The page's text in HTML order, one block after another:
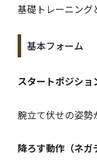
基礎トレーニング
基本フォーム
スタートポジショ
腕立て伏せの姿勢
降ろす動作（ネガ